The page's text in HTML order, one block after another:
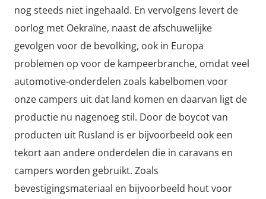
nog steeds niet ingehaald. En vervolgens levert de
oorlog met Oekraïne, naast de afschuwelijke
gevolgen voor de bevolking, ook in Europa
problemen op voor de kampeerbranche, omdat veel
automotive-onderdelen zoals kabelbomen voor
onze campers uit dat land komen en daarvan ligt de
productie nu nagenoeg stil. Door de boycot van
producten uit Rusland is er bijvoorbeeld ook een
tekort aan andere onderdelen die in caravans en
campers worden gebruikt. Zoals
bevestigingsmateriaal en bijvoorbeeld hout voor